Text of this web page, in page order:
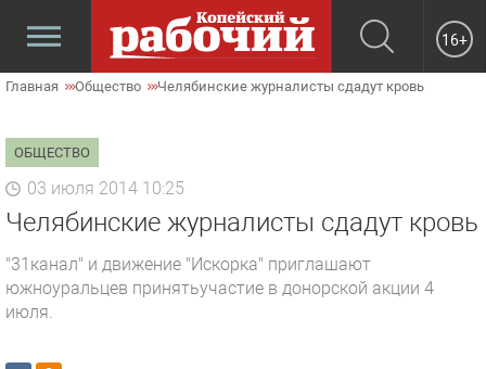
16+
Главная Общество Челябинские журналисты сдадут кровь
ОБЩЕСТВО
03 июля 2014 10:25
Челябинские журналисты сдадут кровь
"31канал" и движение "Искорка" приглашают
южноуральцев принятьучастие в донорской акции 4
июля.